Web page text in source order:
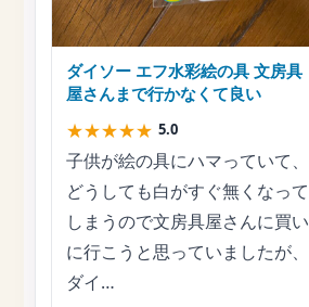
ダイソー エフ水彩絵の具 文房具
屋さんまで行かなくて良い
★★★★★ 5.0
子供が絵の具にハマっていて、
どうしても白がすぐ無くなって
しまうので文房具屋さんに買い
に行こうと思っていましたが、
ダイ…